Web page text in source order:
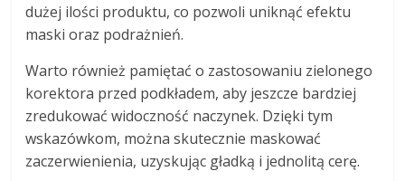
dużej ilości produktu, co pozwoli uniknąć efektu
maski oraz podrażnień.
Warto również pamiętać o zastosowaniu zielonego
korektora przed podkładem, aby jeszcze bardziej
zredukować widoczność naczynek. Dzięki tym
wskazówkom, można skutecznie maskować
zaczerwienienia, uzyskując gładką i jednolitą cerę.